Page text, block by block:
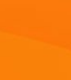
nổi trên da
logo trên phần